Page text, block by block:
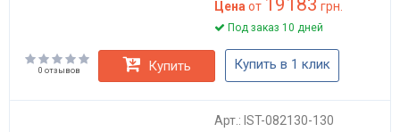
Цена от грн.
Под заказ 10 дней
0 отзывов Купить Купить в 1 клик
Арт.: IST-082130-130